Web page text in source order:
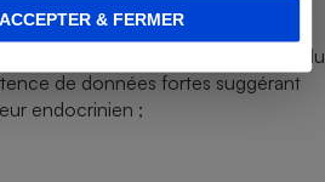
& FERMER
le Cancer. L’Autorité Nationale
de l’Environnement et du
de données fortes suggérant
endocrinien ;